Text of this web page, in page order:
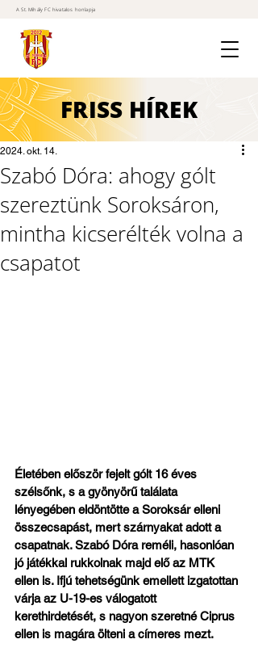
A St. Mihály FC hivatalos honlapja
FRISS HÍREK
Szabó Dóra: ahogy gólt
szereztünk Soroksáron,
mintha kicserélték volna a
csapatot
2024. okt. 14.
Életében először fejelt gólt 16 éves
szélsőnk, s a gyönyörű találata
lényegében eldöntötte a Soroksár elleni
összecsapást, mert szárnyakat adott a
csapatnak. Szabó Dóra reméli, hasonlóan
jó játékkal rukkolnak majd elő az MTK
ellen is. Ifjú tehetségünk emellett izgatottan
várja az U-19-es válogatott
kerethirdetését, s nagyon szeretné Ciprus
ellen is magára ölteni a címeres mezt.